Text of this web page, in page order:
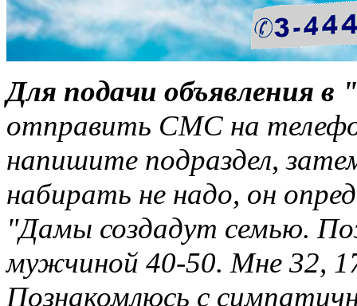
Для подачи объявления в
отправить СМС на
напишите подраздел,
набирать не надо, он
"Дамы создадут семью.
мужчиной 40-50. Мне 32,
Познакомлюсь с